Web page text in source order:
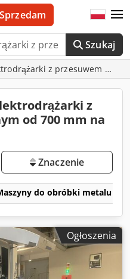
Szukaj
Sprzedam
z przesuwem
z
od 700 mm na
Znaczenie
do obróbki metalu i
Ogłoszenia